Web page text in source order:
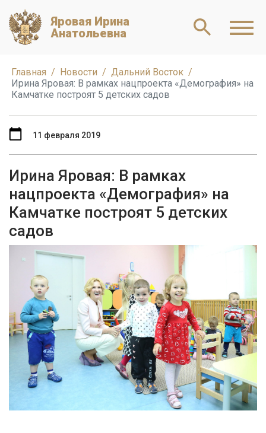
Яровая Ирина
Анатольевна
Главная Новости
Дальний Восток
Ирина Яровая: В рамках нацпроекта «Демография» на
Камчатке построят 5 детских садов
Ирина Яровая: В рамках
нацпроекта «Демография» на
Камчатке построят 5 детских
садов
11 февраля 2019